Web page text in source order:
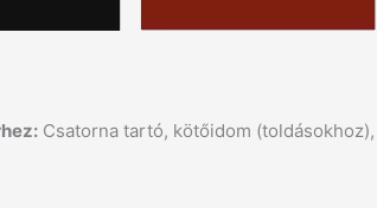
Csatorna tartó, kötőidom